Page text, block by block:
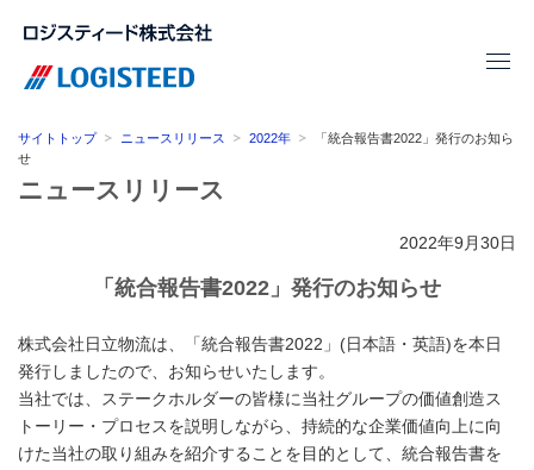
サイトトップ ニュースリリース 2022年
「統合報告書2022」発行のお知ら
せ
ニュースリリース
2022年9月30日
「統合報告書2022」発行のお知らせ
株式会社日立物流は、「統合報告書2022」(日本語・英語)を本日
発行しましたので、お知らせいたします。
当社では、ステークホルダーの皆様に当社グループの価値創造ス
トーリー・プロセスを説明しながら、持続的な企業価値向上に向
けた当社の取り組みを紹介することを目的として、統合報告書を